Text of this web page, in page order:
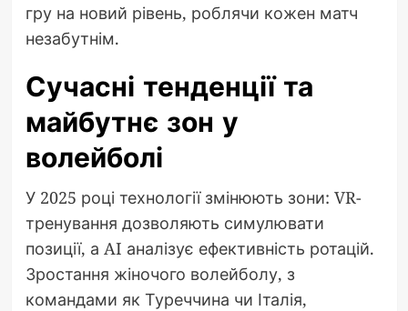
гру на новий рівень, роблячи кожен матч
незабутнім.
Сучасні тенденції та
майбутнє зон у
волейболі
У 2025 році технології змінюють зони: VR-
тренування дозволяють симулювати
позиції, а AI аналізує ефективність ротацій.
Зростання жіночого волейболу, з
командами як Туреччина чи Італія,